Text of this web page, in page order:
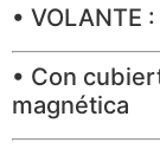
• VOLANTE
• Con
magnética